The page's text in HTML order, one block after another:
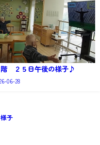
階 ２５日午後の様子♪
06-28
子